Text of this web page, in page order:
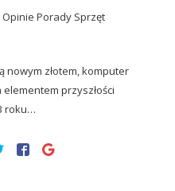
Opinie Porady Sprzęt
nowym złotem, komputer
przyszłości
roku…